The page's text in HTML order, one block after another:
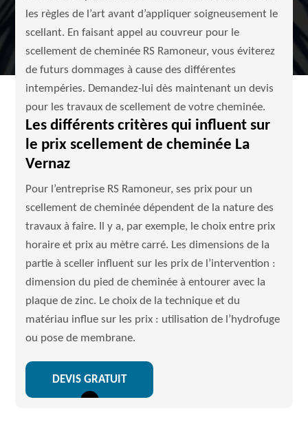
les règles de l’art avant d’appliquer soigneusement le
scellant. En faisant appel au couvreur pour le
scellement de cheminée RS Ramoneur, vous éviterez
de futurs dommages à cause des différentes
intempéries. Demandez-lui dès maintenant un devis
pour les travaux de scellement de votre cheminée.
Les différents critères qui influent sur
le prix scellement de cheminée La
Vernaz
Pour l’entreprise RS Ramoneur, ses prix pour un
scellement de cheminée dépendent de la nature des
travaux à faire. Il y a, par exemple, le choix entre prix
horaire et prix au mètre carré. Les dimensions de la
partie à sceller influent sur les prix de l’intervention :
dimension du pied de cheminée à entourer avec la
plaque de zinc. Le choix de la technique et du
matériau influe sur les prix : utilisation de l’hydrofuge
ou pose de membrane.
DEVIS GRATUIT